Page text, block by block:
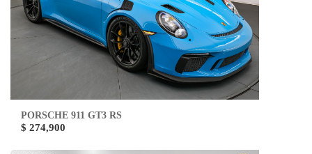
PORSCHE 911 GT3 RS
$ 274,900